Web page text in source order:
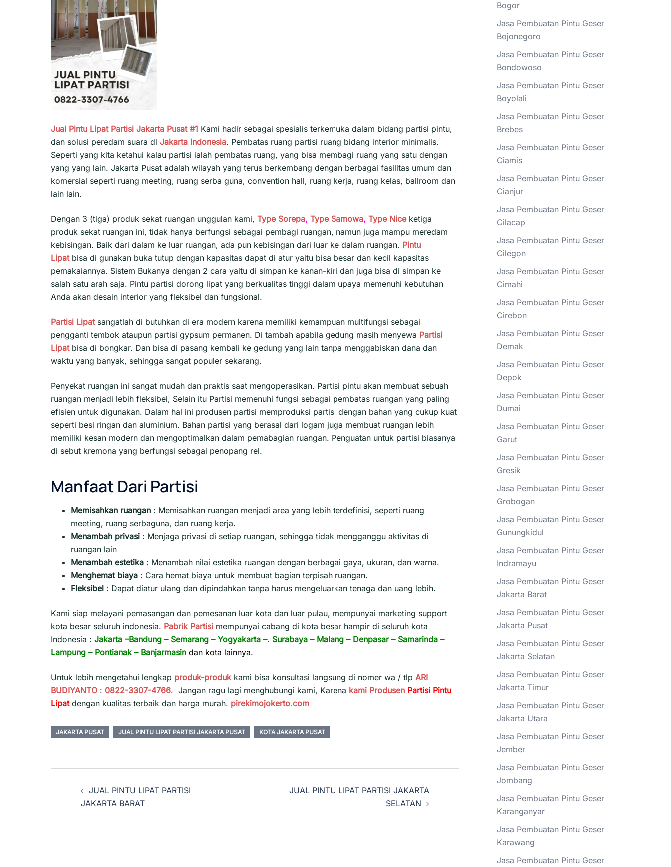
Jual Pintu Lipat Partisi Jakarta Pusat #1 Kami hadir sebagai spesialis terkemuka dalam bidang partisi pintu,
dan solusi peredam suara di Jakarta Indonesia. Pembatas ruang partisi ruang bidang interior minimalis.
Seperti yang kita ketahui kalau partisi ialah pembatas ruang, yang bisa membagi ruang yang satu dengan
yang yang lain. Jakarta Pusat adalah wilayah yang terus berkembang dengan berbagai fasilitas umum dan
komersial seperti ruang meeting, ruang serba guna, convention hall, ruang kerja, ruang kelas, ballroom dan
lain lain.
Dengan 3 (tiga) produk sekat ruangan unggulan kami, Type Sorepa, Type Samowa, Type Nice ketiga
produk sekat ruangan ini, tidak hanya berfungsi sebagai pembagi ruangan, namun juga mampu meredam
kebisingan. Baik dari dalam ke luar ruangan, ada pun kebisingan dari luar ke dalam ruangan. Pintu
Lipat bisa di gunakan buka tutup dengan kapasitas dapat di atur yaitu bisa besar dan kecil kapasitas
pemakaiannya. Sistem Bukanya dengan 2 cara yaitu di simpan ke kanan-kiri dan juga bisa di simpan ke
salah satu arah saja. Pintu partisi dorong lipat yang berkualitas tinggi dalam upaya memenuhi kebutuhan
Anda akan desain interior yang fleksibel dan fungsional.
Partisi Lipatsangatlah di butuhkan di era modern karena memiliki kemampuan multifungsi sebagai
pengganti tembok ataupun partisi gypsum permanen. Di tambah apabila gedung masih menyewa Partisi
Lipatbisa di bongkar. Dan bisa di pasang kembali ke gedung yang lain tanpa menggabiskan dana dan
waktu yang banyak, sehingga sangat populer sekarang.
Penyekat ruangan ini sangat mudah dan praktis saat mengoperasikan. Partisi pintu akan membuat sebuah
ruangan menjadi lebih fleksibel, Selain itu Partisi memenuhi fungsi sebagai pembatas ruangan yang paling
efisien untuk digunakan. Dalam hal ini produsen partisi memproduksi partisi dengan bahan yang cukup kuat
seperti besi ringan dan aluminium. Bahan partisi yang berasal dari logam juga membuat ruangan lebih
memiliki kesan modern dan mengoptimalkan dalam pemabagian ruangan. Penguatan untuk partisi biasanya
di sebut kremona yang berfungsi sebagai penopang rel.
Manfaat Dari Partisi
Memisahkan ruangan : Memisahkan ruangan menjadi area yang lebih terdefinisi, seperti ruang
meeting, ruang serbaguna, dan ruang kerja.
Menambah privasi : Menjaga privasi di setiap ruangan, sehingga tidak mengganggu aktivitas di
ruangan lain
Menambah estetika : Menambah nilai estetika ruangan dengan berbagai gaya, ukuran, dan warna.
Menghemat biaya : Cara hemat biaya untuk membuat bagian terpisah ruangan.
Fleksibel : Dapat diatur ulang dan dipindahkan tanpa harus mengeluarkan tenaga dan uang lebih.
Kami siap melayani pemasangan dan pemesanan luar kota dan luar pulau, mempunyai marketing support
kota besar seluruh indonesia. Pabrik Partisi mempunyai cabang di kota besar hampir di seluruh kota
Indonesia : Jakarta –Bandung – Semarang – Yogyakarta –. Surabaya – Malang – Denpasar– Samarinda –
Lampung – Pontianak – Banjarmasin dan kota lainnya.
Untuk lebih mengetahui lengkap produk-produk kami bisa konsultasi langsung di nomer wa / tlp ARI
BUDIYANTO : 0822-3307-4766. Jangan ragu lagi menghubungi kami, Karena kami Produsen Partisi Pintu
Lipat dengan kualitas terbaik dan harga murah. pirekimojokerto.com
JAKARTA PUSAT JUAL PINTU LIPAT PARTISI JAKARTA PUSAT KOTA JAKARTA PUSAT
Navigasi
Tulisan
JUAL PINTU LIPAT PARTISI
JAKARTA BARAT
JUAL PINTU LIPAT PARTISI JAKARTA
SELATAN
Bogor
Jasa Pembuatan Pintu Geser
Bojonegoro
Jasa Pembuatan Pintu Geser
Bondowoso
Jasa Pembuatan Pintu Geser
Boyolali
Jasa Pembuatan Pintu Geser
Brebes
Jasa Pembuatan Pintu Geser
Ciamis
Jasa Pembuatan Pintu Geser
Cianjur
Jasa Pembuatan Pintu Geser
Cilacap
Jasa Pembuatan Pintu Geser
Cilegon
Jasa Pembuatan Pintu Geser
Cimahi
Jasa Pembuatan Pintu Geser
Cirebon
Jasa Pembuatan Pintu Geser
Demak
Jasa Pembuatan Pintu Geser
Depok
Jasa Pembuatan Pintu Geser
Dumai
Jasa Pembuatan Pintu Geser
Garut
Jasa Pembuatan Pintu Geser
Gresik
Jasa Pembuatan Pintu Geser
Grobogan
Jasa Pembuatan Pintu Geser
Gunungkidul
Jasa Pembuatan Pintu Geser
Indramayu
Jasa Pembuatan Pintu Geser
Jakarta Barat
Jasa Pembuatan Pintu Geser
Jakarta Pusat
Jasa Pembuatan Pintu Geser
Jakarta Selatan
Jasa Pembuatan Pintu Geser
Jakarta Timur
Jasa Pembuatan Pintu Geser
Jakarta Utara
Jasa Pembuatan Pintu Geser
Jember
Jasa Pembuatan Pintu Geser
Jombang
Jasa Pembuatan Pintu Geser
Karanganyar
Jasa Pembuatan Pintu Geser
Karawang
Jasa Pembuatan Pintu Geser